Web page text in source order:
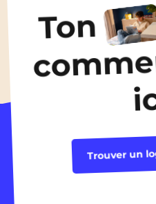
Découvrir les
Ton
Trouver un